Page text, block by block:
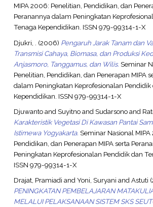
MIPA 2006: Penelitian, Pendidikan, dan
Peranannya dalam Peningkatan
Tenaga Kependidikan. ISSN 979-99314-1-X
Djukri, .
(2006) Pengaruh Jarak Tanam dan
Transmisi Cahaya, Biomasa, dan Produksi
Anjasmoro, Tanggamus, dan Wilis. Seminar
Penelitian, Pendidikan, dan Penerapan MIPA
dalam Peningkatan Keprofesionalan Pendidik
Kependidikan. ISSN 979-99314-1-X
Djuwantoand Suyitnoand Sudarsonoand
Karakteristik Vegetasi Di Kawasan Pantai
Istimewa Yogyakarta. Seminar Nasional MIPA
Pendidikan, dan Penerapan MIPA serta
Peningkatan Keprofesionalan Pendidik dan
ISSN 979-99314-1-X
Drajat, Pramiadi and Yoni, Suryani and Astuti
PENINGKATAN PEMBELAJARAN
MELALUI PELAKSANAAN SISTEM SKS